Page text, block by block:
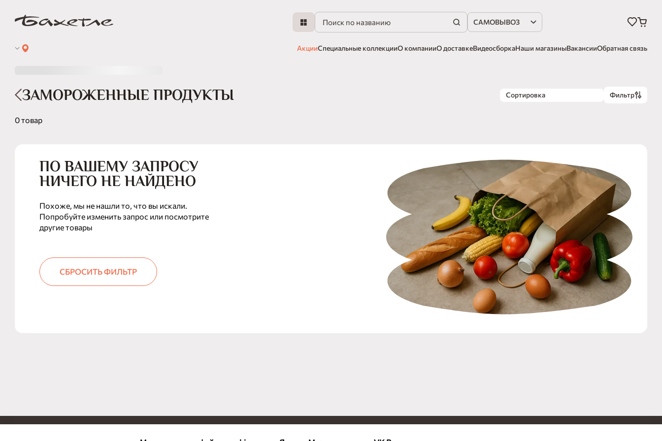
САМОВЫВОЗ
АкцииСпециальные коллекцииО компанииО доставкеВидеосборкаНаши магазиныВакансииОбратная связь
ЗАМОРОЖЕННЫЕ ПРОДУКТЫ Сортировка Фильтр
0 товар
ПО ВАШЕМУ ЗАПРОСУ
НИЧЕГО НЕ НАЙДЕНО
Похоже, мы не нашли то, что вы искали.
Попробуйте изменить запрос или посмотрите
другие товары
СБРОСИТЬ ФИЛЬТР